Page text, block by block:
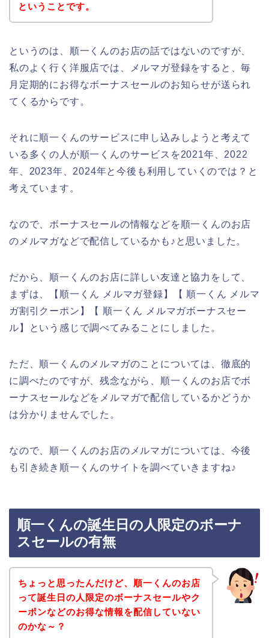
ということです。
というのは、順一くんのお店の話ではないのですが、
私のよく行く洋服店では、メルマガ登録をすると、毎
月定期的にお得なボーナスセールのお知らせが送られ
てくるからです。
それに順一くんのサービスに申し込みしようと考えて
いる多くの人が順一くんのサービスを2021年、2022
年、2023年、2024年と今後も利用していくのでは？と
考えています。
なので、ボーナスセールの情報などを順一くんのお店
のメルマガなどで配信しているかも♪と思いました。
だから、順一くんのお店に詳しい友達と協力をして、
まずは、【順一くん メルマガ登録】【 順一くん メルマ
ガ割引クーポン】【 順一くん メルマガボーナスセー
ル】という感じで調べてみることにしました。
ただ、順一くんのメルマガのことについては、徹底的
に調べたのですが、残念ながら、順一くんのお店でボ
ーナスセールなどをメルマガで配信しているかどうか
は分かりませんでした。
なので、順一くんのお店のメルマガについては、今後
も引き続き順一くんのサイトを調べていきますね♪
順一くんの誕生日の人限定のボーナ
スセールの有無
ちょっと思ったんだけど、順一くんのお店
って誕生日の人限定のボーナスセールやク
ーポンなどのお得な情報を配信していない
のかな～？